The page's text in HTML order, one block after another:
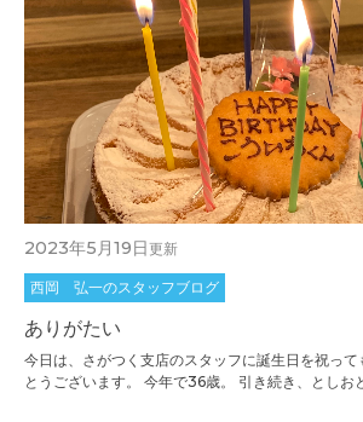
2023年5月19日更新
西岡 弘一のスタッフブログ
ありがたい
今日は、さがつく支店のスタッフに誕生日を祝っ
とうございます。 今年で36歳。 引き続き、とし